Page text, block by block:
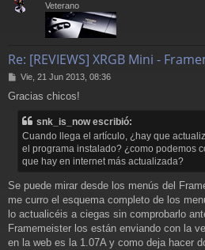
Veterano
Re: [REVIEWS] XRGB Mini -
M
n
Vie, 21 Jun 2013, 08:36
Gracias chicos!
snk_is_now escribió:
Cuando llega el artículo, ¿hay que
el programa instalado? ¿como podemos
que hay en internet más actualizada?
Se puede mirar desde los menús del
me curro el esquema completo de los
lo actualicéis a ciegas sin comprobarlo
Framemeister los están enviando con la
en la web es la 1.07A y como deja hacer